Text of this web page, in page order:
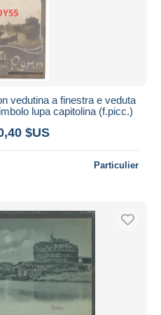
vedutina a finestra e veduta
lupa capitolina (f.picc.)
$US
Particulier